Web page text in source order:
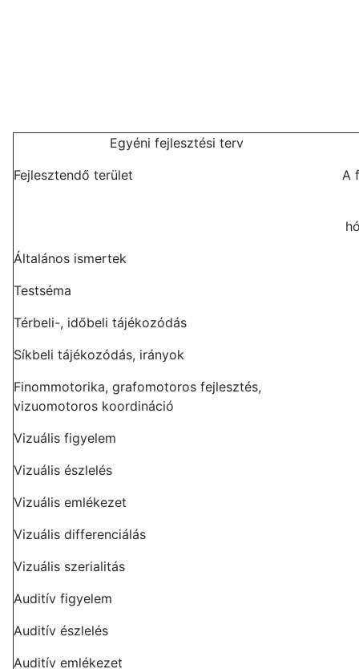
Egyéni fejlesztési terv
Fejlesztendő terület
A
Általános ismertek
Testséma
Térbeli-, időbeli tájékozódás
Síkbeli tájékozódás, irányok
Finommotorika, grafomotoros fejlesztés,
vizuomotoros koordináció
Vizuális figyelem
Vizuális észlelés
Vizuális emlékezet
Vizuális differenciálás
Vizuális szerialitás
Auditív figyelem
Auditív észlelés
Auditív emlékezet